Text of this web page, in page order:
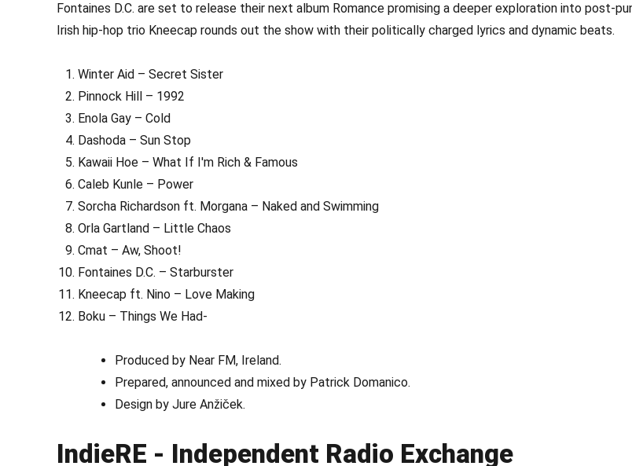
Fontaines D.C. are set to release their next album Romance promising a deeper exploration into post-
Irish hip-hop trio Kneecap rounds out the show with their politically charged lyrics and dynamic beats.
Winter Aid – Secret Sister
Pinnock Hill – 1992
Enola Gay – Cold
Dashoda – Sun Stop
Kawaii Hoe – What If I'm Rich & Famous
Caleb Kunle – Power
Sorcha Richardson ft. Morgana – Naked and Swimming
Orla Gartland – Little Chaos
Cmat – Aw, Shoot!
Fontaines D.C. – Starburster
Kneecap ft. Nino – Love Making
Boku – Things We Had-
Produced by Near FM, Ireland.
Prepared, announced and mixed by Patrick Domanico.
Design by Jure Anžiček.
IndieRE - Independent Radio Exchange